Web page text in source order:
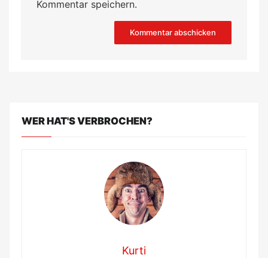
Kommentar speichern.
WER HAT'S VERBROCHEN?
Kurti